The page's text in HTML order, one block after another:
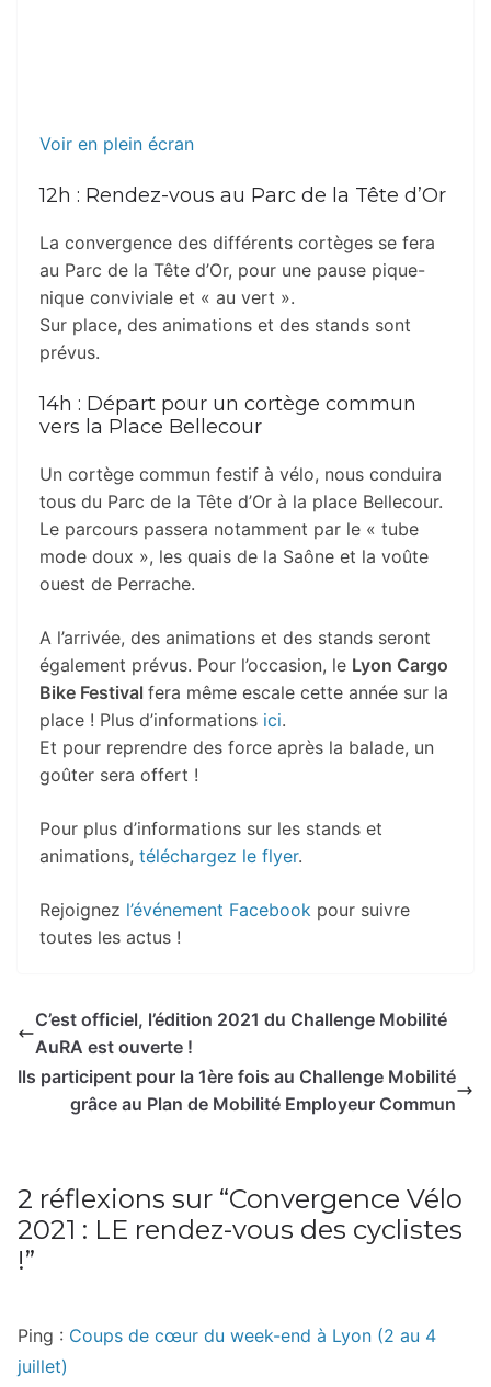
Voir en plein écran
12h : Rendez-vous au Parc de la Tête d’Or
La convergence des différents cortèges se fera
au Parc de la Tête d’Or, pour une pause pique-
nique conviviale et « au vert ».
Sur place, des animations et des stands sont
prévus.
14h : Départ pour un cortège commun
vers la Place Bellecour
Un cortège commun festif à vélo, nous conduira
tous du Parc de la Tête d’Or à la place Bellecour.
Le parcours passera notamment par le « tube
mode doux », les quais de la Saône et la voûte
ouest de Perrache.
A l’arrivée, des animations et des stands seront
également prévus. Pour l’occasion, le Lyon Cargo
Bike Festival fera même escale cette année sur la
place ! Plus d’informations ici.
Et pour reprendre des force après la balade, un
goûter sera offert !
Pour plus d’informations sur les stands et
animations, téléchargez le flyer.
Rejoignez l’événement Facebook pour suivre
toutes les actus !
C’est officiel, l’édition 2021 du Challenge Mobilité
AuRA est ouverte !
Ils participent pour la 1ère fois au Challenge Mobilité
grâce au Plan de Mobilité Employeur Commun
2 réflexions sur “Convergence Vélo
2021 : LE rendez-vous des cyclistes
!”
Ping : Coups de cœur du week-end à Lyon (2 au 4
juillet)